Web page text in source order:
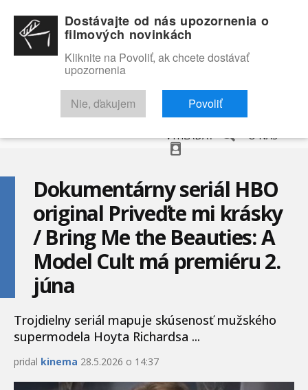
RECENZIE TRAILERY FILMOVÁ DATABÁZA
VYHĽADAŤ O NÁS
Dokumentárny seriál HBO
original Priveďte mi krásky
/ Bring Me the Beauties: A
Model Cult má premiéru 2.
júna
Trojdielny seriál mapuje skúsenosť mužského
supermodela Hoyta Richardsa ...
pridal kinema 28.5.2026 o 14:37
Dostávajte od nás upozornenia o
filmových novinkách
Kliknite na Povoliť, ak chcete dostávať
upozornenia
Nie, ďakujem Povoliť